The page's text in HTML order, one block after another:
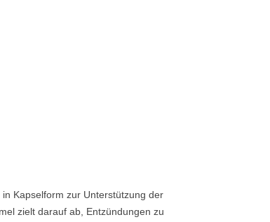
Kapselform zur Unterstützung der
zielt darauf ab, Entzündungen zu